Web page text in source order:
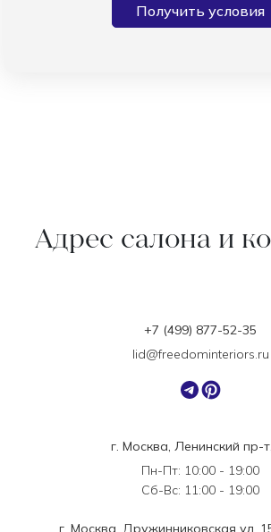
Получить условия
Адрес салона и
г. Москва, Ленинский пр-
Пн-Пт: 10:00 - 19:00
Сб-Вс: 11:00 - 19:00
г. Москва, Дружинниковская ул,
+7 (499) 877-52-35
lid@freedominteriors.ru